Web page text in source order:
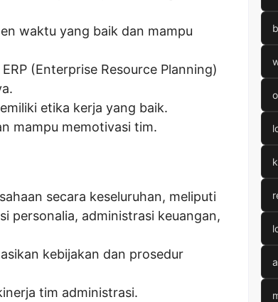
waktu yang baik dan mampu
(Enterprise Resource Planning)
etika kerja yang baik.
mampu memotivasi tim.
secara keseluruhan, meliputi
personalia, administrasi keuangan,
kebijakan dan prosedur
tim administrasi.